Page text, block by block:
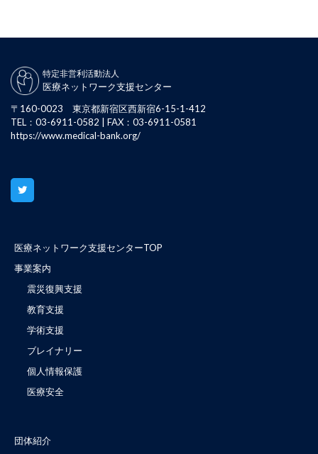
特定非営利活動法人
医療ネットワーク支援センター
〒160-0023 東京都新宿区西新宿6-15-1-412
TEL：03-6911-0582 | FAX：03-6911-0581
https://www.medical-bank.org/
医療ネットワーク支援センターTOP
事業案内
震災復興支援
教育支援
学術支援
ブレイナリー
個人情報保護
医療安全
団体紹介